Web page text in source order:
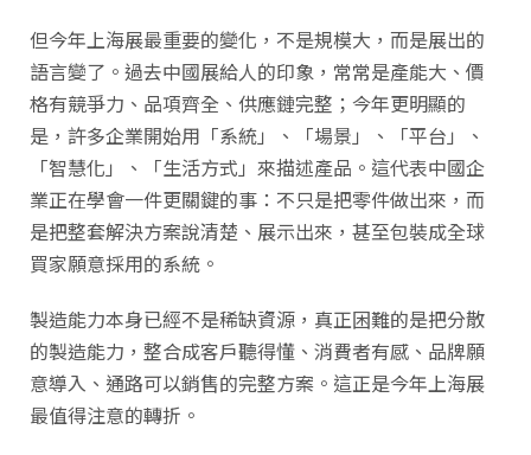
但今年上海展最重要的變化，不是規模大，而是展出的
語言變了。過去中國展給人的印象，常常是產能大、價
格有競爭力、品項齊全、供應鏈完整；今年更明顯的
是，許多企業開始用「系統」、「場景」、「平台」、
「智慧化」、「生活方式」來描述產品。這代表中國企
業正在學會一件更關鍵的事：不只是把零件做出來，而
是把整套解決方案說清楚、展示出來，甚至包裝成全球
買家願意採用的系統。
製造能力本身已經不是稀缺資源，真正困難的是把分散
的製造能力，整合成客戶聽得懂、消費者有感、品牌願
意導入、通路可以銷售的完整方案。這正是今年上海展
最值得注意的轉折。